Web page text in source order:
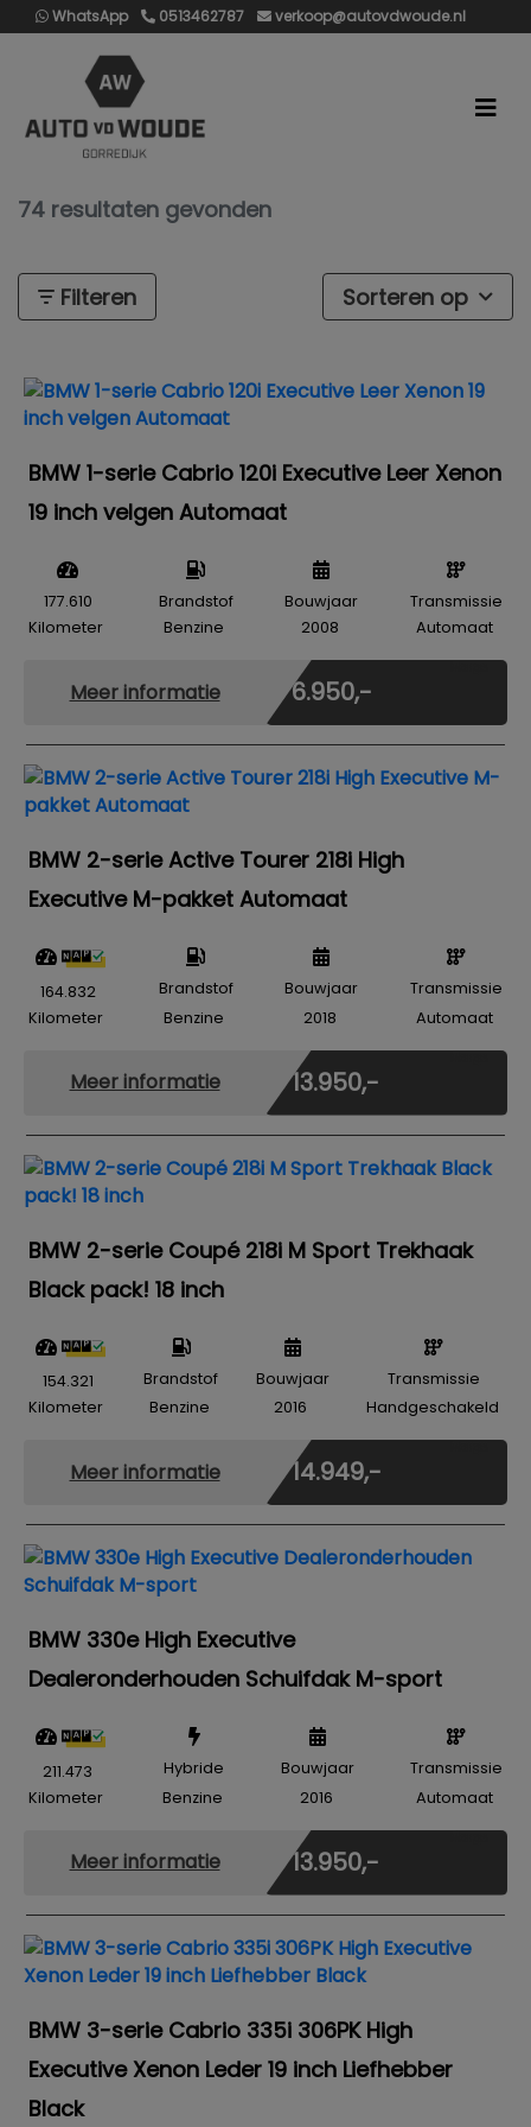
WhatsApp 0513462787 verkoop@autovdwoude.nl
74 resultaten gevonden
Filteren Sorteren op
BMW 1-serie Cabrio 120i Executive Leer Xenon
19 inch velgen Automaat
177.610
Kilometer
Brandstof
Benzine
Bouwjaar
2008
Transmissie
Automaat
Meer informatie € 6.950,-
BMW 2-serie Active Tourer 218i High
Executive M-pakket Automaat
164.832
Kilometer
Brandstof
Benzine
Bouwjaar
2018
Transmissie
Automaat
Meer informatie € 13.950,-
BMW 2-serie Coupé 218i M Sport Trekhaak
Black pack! 18 inch
154.321
Kilometer
Brandstof
Benzine
Bouwjaar
2016
Transmissie
Handgeschakeld
Meer informatie € 14.949,-
BMW 330e High Executive
Dealeronderhouden Schuifdak M-sport
211.473
Kilometer
Hybride
Benzine
Bouwjaar
2016
Transmissie
Automaat
Meer informatie € 13.950,-
BMW 3-serie Cabrio 335i 306PK High
Executive Xenon Leder 19 inch Liefhebber
Black